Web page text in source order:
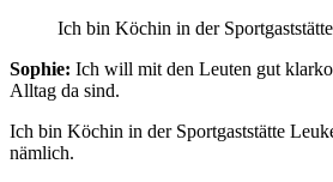
Ich bin Köchin in der
Sophie: Ich will mit den Leuten gut
Alltag da sind.
Ich bin Köchin in der Sportgaststätte
nämlich.